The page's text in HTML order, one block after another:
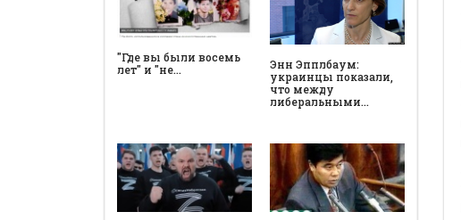
"Где вы были восемь
лет" и "не…
Энн Эпплбаум:
украинцы показали,
что между
либеральными…